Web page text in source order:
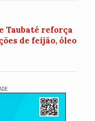
Taubaté reforça
de feijão, óleo